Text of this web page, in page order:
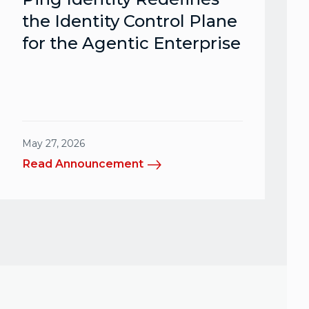
the Identity Control Plane
for the Agentic Enterprise
May 27, 2026
Read Announcement